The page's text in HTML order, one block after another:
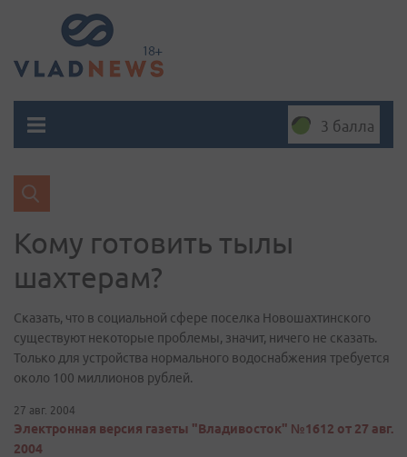
3 балла
Кому готовить тылы
шахтерам?
Сказать, что в социальной сфере поселка Новошахтинского
существуют некоторые проблемы, значит, ничего не сказать.
Только для устройства нормального водоснабжения требуется
около 100 миллионов рублей.
27 авг. 2004
Электронная версия газеты "Владивосток" №1612 от 27 авг.
2004